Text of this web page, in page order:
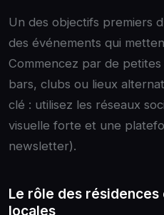
Un des objectifs premiers
des événements qui
Commencez par de
bars, clubs ou lieux
clé : utilisez les réseaux
visuelle forte et une
newsletter).
Le rôle des
locales